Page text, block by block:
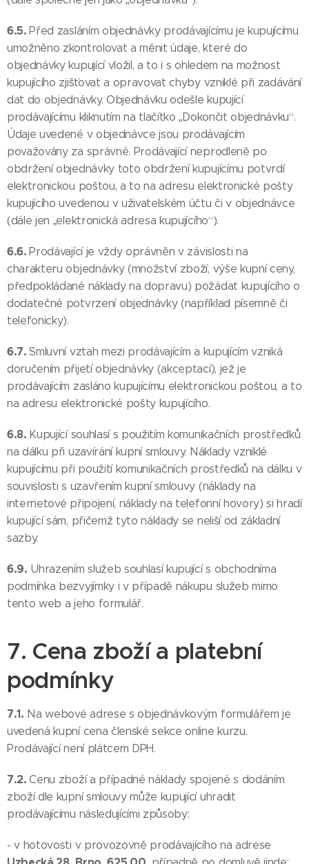
6.5.Před zasláním objednávky prodávajícímu je kupujícímu
umožněno zkontrolovat a měnit údaje, které do
objednávky kupující vložil, a to i s ohledem na možnost
kupujícího zjišťovat a opravovat chyby vzniklé při zadávání
dat do objednávky. Objednávku odešle kupující
prodávajícímu kliknutím na tlačítko „Dokončit objednávku“.
Údaje uvedené v objednávce jsou prodávajícím
považovány za správné. Prodávající neprodleně po
obdržení objednávky toto obdržení kupujícímu potvrdí
elektronickou poštou, a to na adresu elektronické pošty
kupujícího uvedenou v uživatelském účtu či v objednávce
(dále jen „elektronická adresa kupujícího“).
6.6.Prodávající je vždy oprávněn v závislosti na
charakteru objednávky (množství zboží, výše kupní ceny,
předpokládané náklady na dopravu) požádat kupujícího o
dodatečné potvrzení objednávky (například písemně či
telefonicky).
6.7.Smluvní vztah mezi prodávajícím a kupujícím vzniká
doručením přijetí objednávky (akceptací), jež je
prodávajícím zasláno kupujícímu elektronickou poštou, a to
na adresu elektronické pošty kupujícího.
6.8. Kupující souhlasí s použitím komunikačních prostředků
na dálku při uzavírání kupní smlouvy. Náklady vzniklé
kupujícímu při použití komunikačních prostředků na dálku v
souvislosti s uzavřením kupní smlouvy (náklady na
internetové připojení, náklady na telefonní hovory) si hradí
kupující sám, přičemž tyto náklady se neliší od základní
sazby.
6.9. Uhrazením služeb souhlasí kupující s obchodníma
podmínka bezvyjímky i v případě nákupu služeb mimo
tento web a jeho formulář.
7. Cena zboží a platební
podmínky
7.1. Na webové adrese s objednávkovým formulářem je
uvedená kupní cena členské sekce online kurzu.
Prodávající není plátcem DPH.
7.2.Cenu zboží a případné náklady spojené s dodáním
zboží dle kupní smlouvy může kupující uhradit
prodávajícímu následujícími způsoby:
- v hotovosti v provozovně prodávajícího na adrese